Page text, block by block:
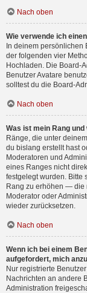
Nach oben
Wie verwende ich
In deinem persönlichen
der folgenden vier
Hochladen. Die Board-
Benutzer Avatare
solltest du die Board-
Nach oben
Was ist mein Rang
Ränge, die unter
du bislang erstellt hast
Moderatoren und
eines Ranges nicht
festgelegt wurden. Bitte
Rang zu erhöhen — die
Moderator oder
wieder zurücksetzen.
Nach oben
Wenn ich bei einem
aufgefordert, mich
Nur registrierte
Nachrichten an andere
Administration